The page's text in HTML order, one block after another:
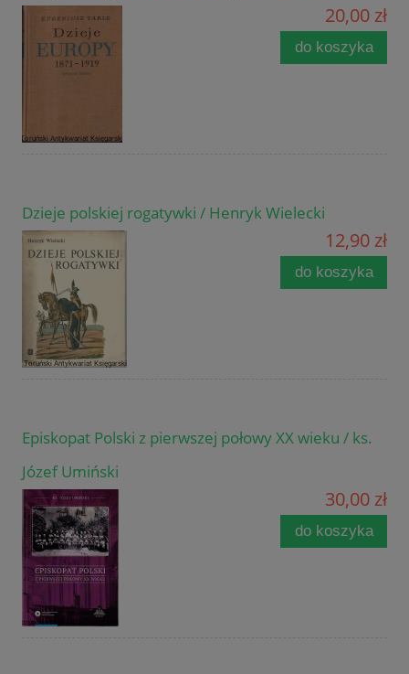
20,00 zł
do koszyka
Dzieje polskiej rogatywki / Henryk Wielecki
12,90 zł
do koszyka
Episkopat Polski z pierwszej połowy XX wieku / ks.
Józef Umiński
30,00 zł
do koszyka